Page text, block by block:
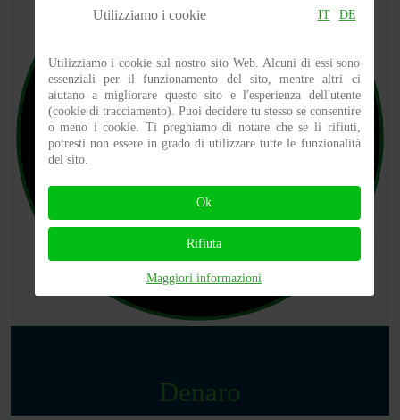
Denaro
Utilizziamo i cookie IT DE
Utilizziamo i cookie sul nostro sito Web. Alcuni di essi sono
essenziali per il funzionamento del sito, mentre altri ci
aiutano a migliorare questo sito e l'esperienza dell'utente
(cookie di tracciamento). Puoi decidere tu stesso se consentire
o meno i cookie. Ti preghiamo di notare che se li rifiuti,
potresti non essere in grado di utilizzare tutte le funzionalità
del sito.
Ok
Rifiuta
Maggiori informazioni